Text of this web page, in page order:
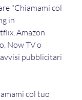
"Chiamami col
in
Amazon
Now TV o
pubblicitari
col tuo